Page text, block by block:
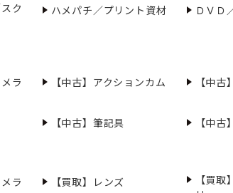
ク
ハメパチ／プリント資材 ＤＶＤ
ラ 【中古】アクションカム 【中古
【中古】筆記具 【中古
ラ 【買取】レンズ
【買